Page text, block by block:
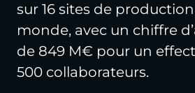
sur 16 sites de
monde, avec un chiffre
de 849 M€ pour un
500 collaborateurs.